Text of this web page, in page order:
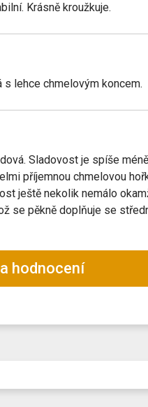
Krásně kroužkuje.
s lehce chmelovým koncem.
Sladovost je spíše
příjemnou chmelovou
ještě nekolik nemálo
se pěkně doplňuje se
hodnocení